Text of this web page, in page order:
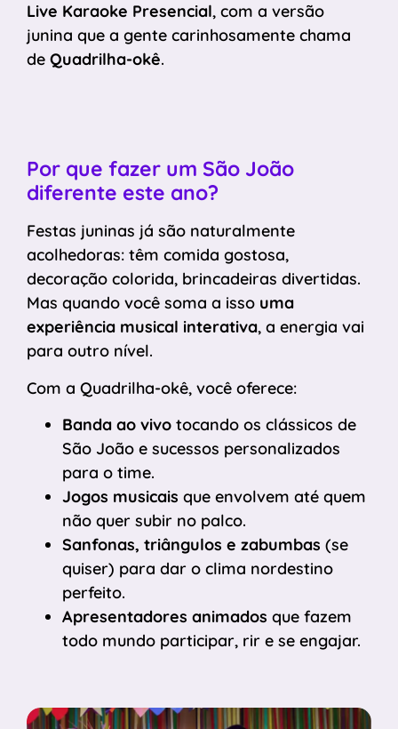
Live Karaoke Presencial, com a versão
junina que a gente carinhosamente chama
de Quadrilha-okê.
Por que fazer um São João
diferente este ano?
Festas juninas já são naturalmente
acolhedoras: têm comida gostosa,
decoração colorida, brincadeiras divertidas.
Mas quando você soma a isso uma
experiência musical interativa, a energia vai
para outro nível.
Com a Quadrilha-okê, você oferece:
Banda ao vivo tocando os clássicos de
São João e sucessos personalizados
para o time.
Jogos musicais que envolvem até quem
não quer subir no palco.
Sanfonas, triângulos e zabumbas (se
quiser) para dar o clima nordestino
perfeito.
Apresentadores animados que fazem
todo mundo participar, rir e se engajar.